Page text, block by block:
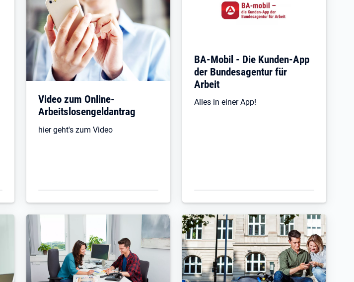
Video zum Online-
Arbeitslosengeldantrag
hier geht's zum Video
BA-Mobil - Die Kunden-App
der Bundesagentur für
Arbeit
Alles in einer App!